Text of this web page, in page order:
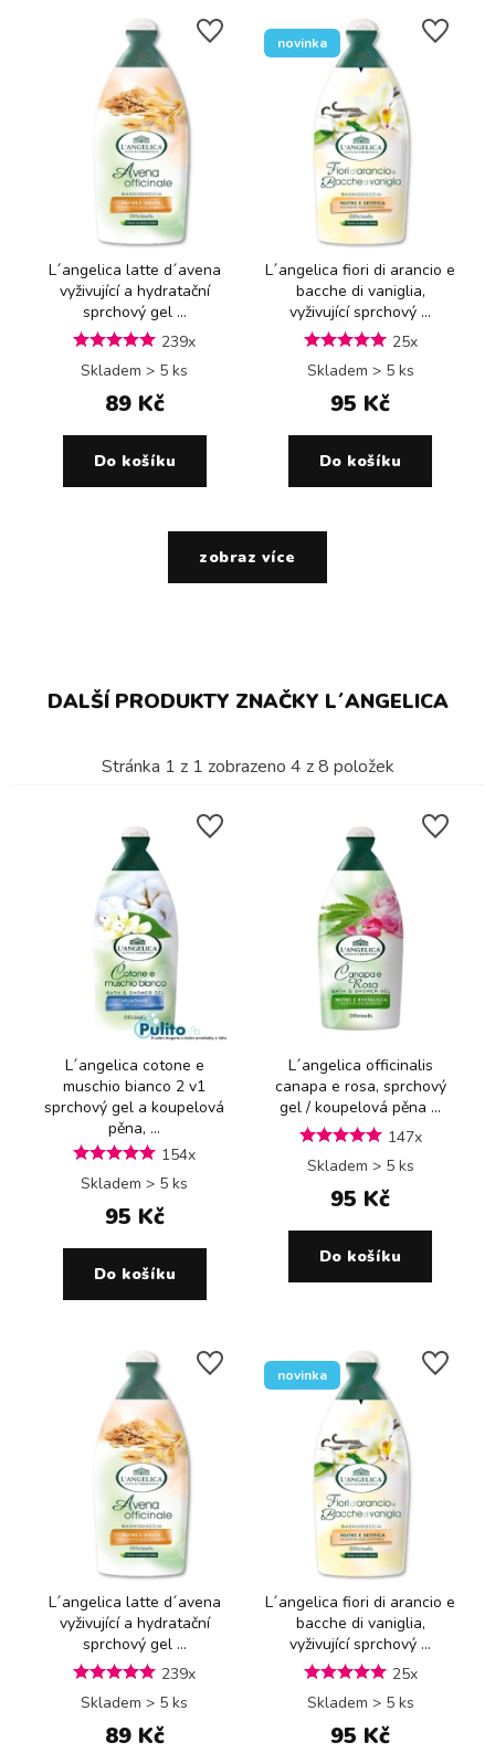
L´angelica latte d´avena
vyživující a hydratační
sprchový gel ...
239x
Skladem > 5 ks
89 Kč
Do košíku
novinka
L´angelica fiori di arancio e
bacche di vaniglia,
vyživující sprchový ...
25x
Skladem > 5 ks
95 Kč
Do košíku
zobraz více
DALŠÍ PRODUKTY ZNAČKY L´ANGELICA
Stránka 1 z 1 zobrazeno 4 z8 položek
L´angelica cotone e
muschio bianco 2 v1
sprchový gel a koupelová
pěna, ...
154x
Skladem > 5 ks
95 Kč
Do košíku
L´angelica officinalis
canapa e rosa, sprchový
gel / koupelová pěna ...
147x
Skladem > 5 ks
95 Kč
Do košíku
L´angelica latte d´avena
vyživující a hydratační
sprchový gel ...
239x
Skladem > 5 ks
89 Kč
novinka
L´angelica fiori di arancio e
bacche di vaniglia,
vyživující sprchový ...
25x
Skladem > 5 ks
95 Kč